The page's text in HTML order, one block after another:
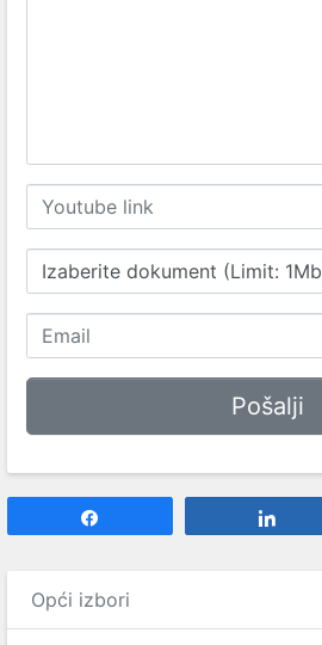
Izaberite dokument (Limit:
Opći izbori